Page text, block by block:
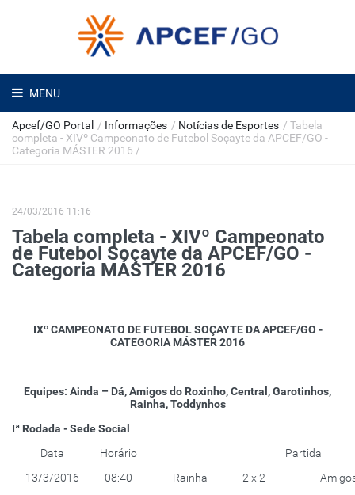
MENU
Apcef/GO Portal / Informações / Notícias de Esportes / Tabela
completa - XIVº Campeonato de Futebol Soçayte da APCEF/GO -
Categoria MÁSTER 2016 /
24/03/2016 11:16
Tabela completa - XIVº Campeonato
de Futebol Soçayte da APCEF/GO -
Categoria MÁSTER 2016
IXº CAMPEONATO DE FUTEBOL SOÇAYTE DA APCEF/GO -
CATEGORIA MÁSTER 2016
Equipes: Ainda – Dá, Amigos do Roxinho, Central, Garotinhos,
Rainha, Toddynhos
Iª Rodada - Sede Social
Data
Horário
Partida
13/3/2016
08:40 Rainha 2 x 2